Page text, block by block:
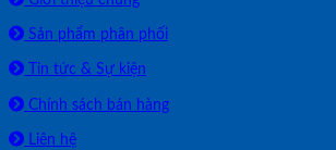
Sản phẩm phân phối
Tin tức & Sự kiện
Chính sách bán hàng
Liên hệ